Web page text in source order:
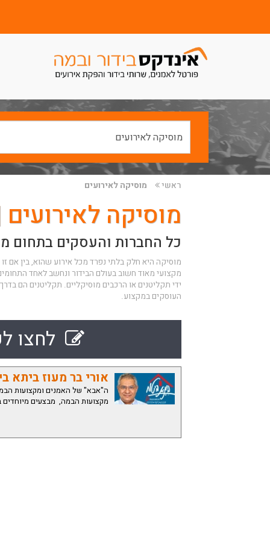
ראשי מוסיקה לאירועים
מוסיקה
כל החברות והעסקים בתחום
מוסיקה היא חלק בלתי נפרד מכל אירוע שהוא, בין אם
מקצועי מאוד חשוב בעולם הבידור ונחשב לאחד
ידי תקליטנים או הרכבים מוסיקליים. תקליטנים הם
העוסקים במקצוע.
לחצו
אורי בר מעוז ביתא
מקצועות הבמה, מבצעים